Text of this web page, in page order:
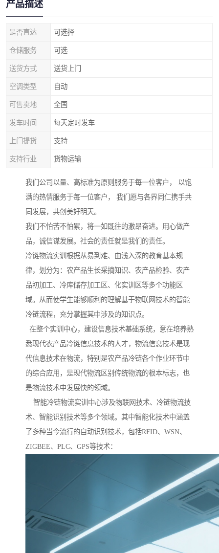
产品描述
是否直达 可选择
仓储服务 可选
送货方式 送货上门
空调类型 自动
可售卖地 全国
发车时间 每天定时发车
上门提货 支持
支持行业 货物运输
我们公司以量、高标准为原则服务于每一位客户， 以饱
满的热情服务于每一位客户， 我们愿与各界同仁携手共
同发展，共创美好明天。
我们不怕苦不怕累，将一如既往的激昂奋进。用心做产
品，诚信谋发展。社会的责任就是我们的责任。
冷链物流实训根据从易到难、由浅入深的教育基本规
律，划分为：农产品生长采摘知识、农产品检验、农产
品初加工、冷库储存加工区、化实训区等多个功能区
域。从而使学生能够顺利的理解基于物联网技术的智能
冷链流程，充分掌握其中涉及的知识点。
在整个实训中心，建设信息技术基础系统，意在培养熟
悉现代农产品冷链信息技术的人才，物流信息技术是现
代信息技术在物流，特别是农产品冷链各个作业环节中
的综合应用，是现代物流区别传统物流的根本标志，也
是物流技术中发展快的领域。
智能冷链物流实训中心涉及物联网技术、冷链物流技
术、智能识别技术等多个领域。其中智能化技术中涵盖
了多种当今流行的自动识别技术，包括RFID、WSN、
ZIGBEE、PLC、GPS等技术：